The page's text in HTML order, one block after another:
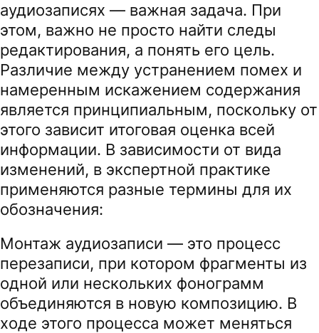
аудиозаписях — важная задача. При
этом, важно не просто найти следы
редактирования, а понять его цель.
Различие между устранением помех и
намеренным искажением содержания
является принципиальным, поскольку от
этого зависит итоговая оценка всей
информации. В зависимости от вида
изменений, в экспертной практике
применяются разные термины для их
обозначения:
Монтаж аудиозаписи — это процесс
перезаписи, при котором фрагменты из
одной или нескольких фонограмм
объединяются в новую композицию. В
ходе этого процесса может меняться